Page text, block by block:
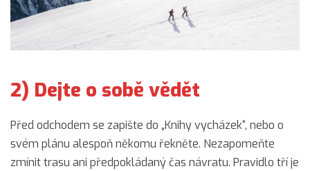
2) Dejte o sobě vědět
Před odchodem se zapište do „Knihy vycházek“, nebo o
svém plánu alespoň někomu řekněte. Nezapomeňte
zmínit trasu ani předpokládaný čas návratu. Pravidlo tří je